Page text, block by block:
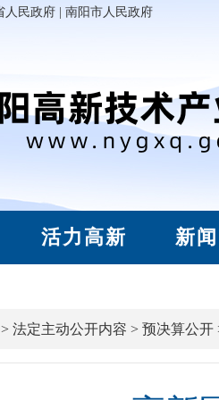
人民政府 南阳市人民政府
活力高新 新
> 法定主动公开内容 > 预决算公开